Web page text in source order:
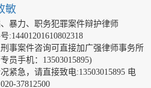
敏
暴力、职务犯罪案件辩护律师
:14401201610802318
事案件咨询可直接加广强律师事务所
员手机：13503015895)
紧急，请直接致电:13503015895 电
37812500